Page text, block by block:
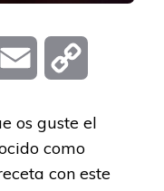
Email
os guste el
como
con este